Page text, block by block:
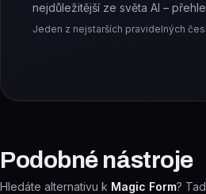
nejdůležitější ze světa AI –
Jeden z nejstarších pravidelných
Podobné nástroje
Hledáte alternativu k Magic Form?